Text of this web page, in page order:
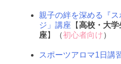
親子の絆を深める『
ジ」講座 【高校・大
座】（初心者向け）
スポーツアロマ1日講